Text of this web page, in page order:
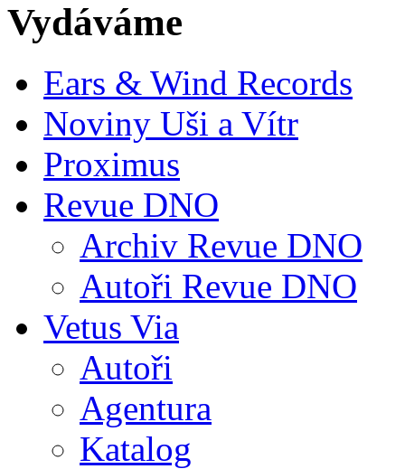
Vydáváme
Ears & Wind Records
Noviny Uši a Vítr
Proximus
Revue DNO
Archiv Revue DNO
Autoři Revue DNO
Vetus Via
Autoři
Agentura
Katalog